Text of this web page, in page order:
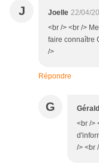
J Joelle 22/04/
<br /> <br />
faire connaître
/>
Répondre
G
<br />
/> <br